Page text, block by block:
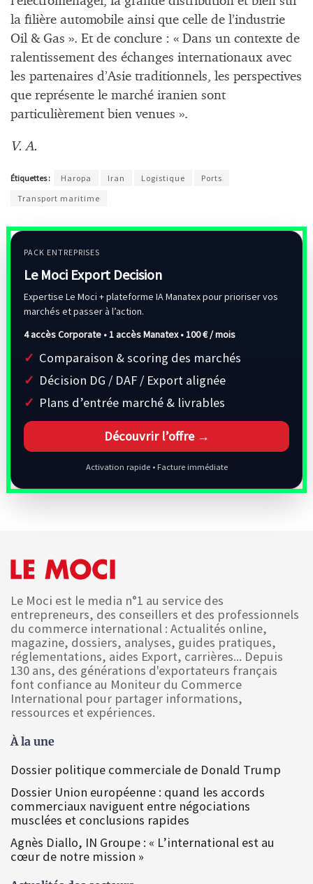
la filière automobile ainsi que celle de l’industrie
Oil & Gas ». Et de conclure : « Dans un contexte de
ralentissement des échanges internationaux avec
les partenaires d’Asie traditionnels, les perspectives
que représente le marché iranien sont
particulièrement bien venues ».
V. A.
Étiquettes : Haropa Iran Logistique
Ports
Transport maritime
PACK ENTREPRISES
Le Moci Export Decision
Expertise Le Moci + plateforme IA Manatex pour prioriser vos
marchés et passer à l’action.
4 accès Corporate • 1 accès Manatex •100 € / mois
Comparaison & scoring des marchés
Décision DG / DAF / Export alignée
Plans d’entrée marché & livrables
Découvrir l’offre →
Activation rapide • Facture immédiate
Le Moci est le media n°1 au service des
entrepreneurs, des conseillers et des professionnels
du commerce international : Actualités online,
magazine, dossiers, analyses, guides pratiques,
réglementations, aides Export, carrières... Depuis
130 ans, des générations d'exportateurs français
font confiance au Moniteur du Commerce
International pour partager informations,
ressources et expériences.
À la une
Dossier politique commerciale de Donald Trump
Dossier Union européenne : quand les accords
commerciaux naviguent entre négociations
musclées et conclusions rapides
Agnès Diallo, IN Groupe : « L’international est au
cœur de notre mission »